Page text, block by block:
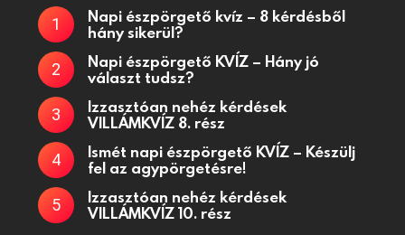
Napi észpörgető kvíz – 8 kérdésből
hány sikerül?
Napi észpörgető KVÍZ – Hány jó
választ tudsz?
Izzasztóan nehéz kérdések
VILLÁMKVÍZ 8. rész
Ismét napi észpörgető KVÍZ – Készülj
fel az agypörgetésre!
Izzasztóan nehéz kérdések
VILLÁMKVÍZ 10. rész